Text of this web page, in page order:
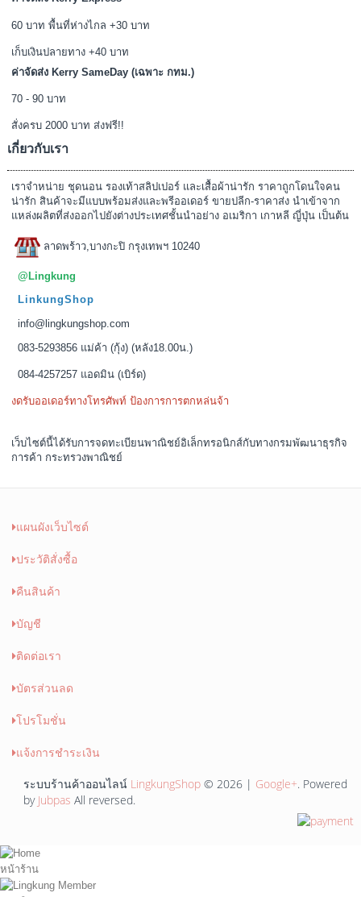
60 บาท พื้นที่ห่างไกล +30 บาท
เก็บเงินปลายทาง +40 บาท
ค่าจัดส่ง Kerry SameDay (เฉพาะ กทม.)
70 - 90 บาท
สั่งครบ 2000 บาท ส่งฟรี!!
เกี่ยวกับเรา
เราจำหน่าย ชุดนอน รองเท้าสลิปเปอร์ และเสื้อผ้าน่ารัก ราคาถูกโดนใจคน
น่ารัก สินค้าจะมีแบบพร้อมส่งและพรีออเดอร์ ขายปลีก-ราคาส่ง นำเข้าจาก
แหล่งผลิตที่ส่งออกไปยังต่างประเทศชั้นนำอย่าง อเมริกา เกาหลี ญี่ปุ่น เป็นต้น
ลาดพร้าว,บางกะปิ กรุงเทพฯ 10240
@Lingkung
LinkungShop
info@lingkungshop.com
083-5293856 แม่ค้า (กุ้ง) (หลัง18.00น.)
084-4257257 แอดมิน (เบิร์ด)
งดรับออเดอร์ทางโทรศัพท์ ป้องการการตกหล่นจ้า
เว็บไซต์นี้ได้รับการจดทะเบียนพาณิชย์อิเล็กทรอนิกส์กับทางกรมพัฒนาธุรกิจ
การค้า กระทรวงพาณิชย์
แผนผังเว็บไซต์
ประวัติสั่งซื้อ
คืนสินค้า
บัญชี
ติดต่อเรา
บัตรส่วนลด
โปรโมชั่น
แจ้งการชำระเงิน
ระบบร้านค้าออนไลน์ LingkungShop © 2026 | Google+. Powered
by Jubpas All reversed.
หน้าร้าน